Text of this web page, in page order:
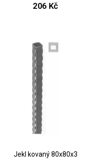
206 Kč
Jekl kovaný 80x80x3